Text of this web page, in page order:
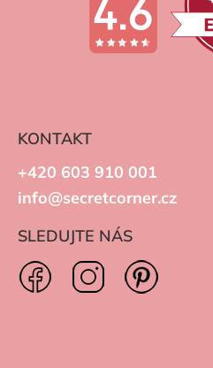
KONTAKT
+420 603 910 001
info@secretcorner.cz
SLEDUJTE NÁS